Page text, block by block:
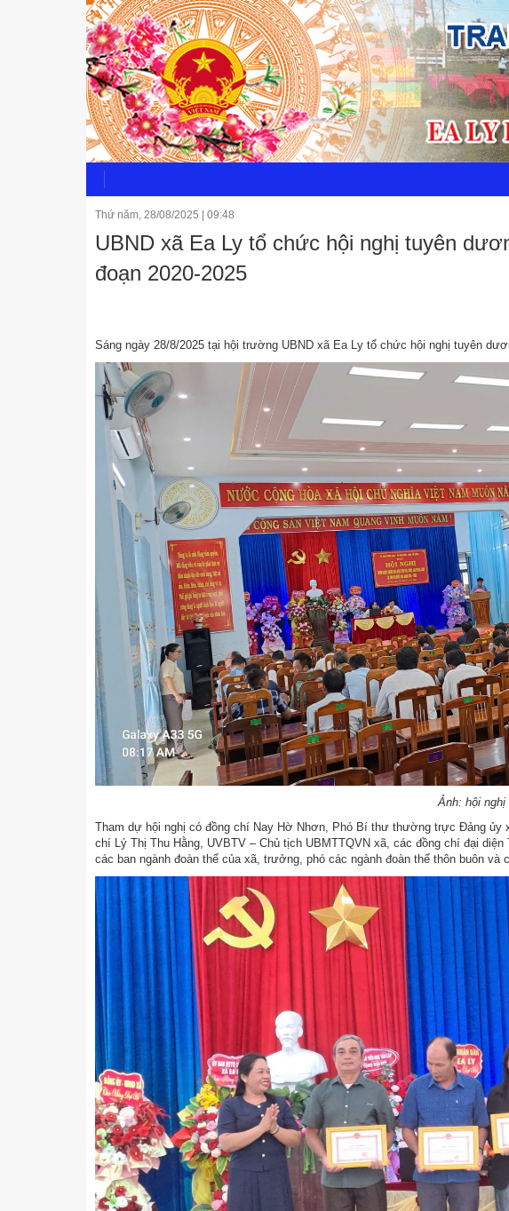
Thứ năm, 28/08/2025 | 09:48
UBND xã Ea Ly tổ chức hội nghị tuyên
đoạn 2020-2025
Sáng ngày 28/8/2025 tại hội trường UBND xã Ea Ly tổ chức hội nghị tuyên
Ảnh: hội nghị
Tham dự hội nghị có đồng chí Nay Hờ Nhơn, Phó Bí thư thường trực Đảng ủy
chí Lý Thị Thu Hằng, UVBTV – Chủ tịch UBMTTQVN xã, các đồng chí đại
các ban ngành đoàn thể của xã, trưởng, phó các ngành đoàn thể thôn buôn và